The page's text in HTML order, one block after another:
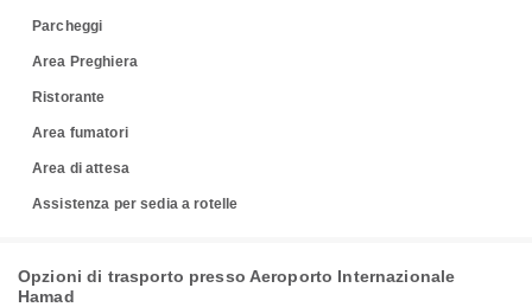
Parcheggi
Area Preghiera
Ristorante
Area fumatori
Area di attesa
Assistenza per sedia a rotelle
Opzioni di trasporto presso Aeroporto Internazionale
Hamad